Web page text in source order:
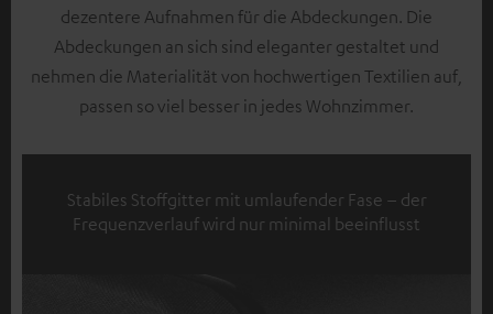
dezentere Aufnahmen für die Abdeckungen. Die
Abdeckungen an sich sind eleganter gestaltet und
nehmen die Materialität von hochwertigen Textilien auf,
passen so viel besser in jedes Wohnzimmer.
Stabiles Stoffgitter mit umlaufender Fase – der
Frequenzverlauf wird nur minimal beeinflusst